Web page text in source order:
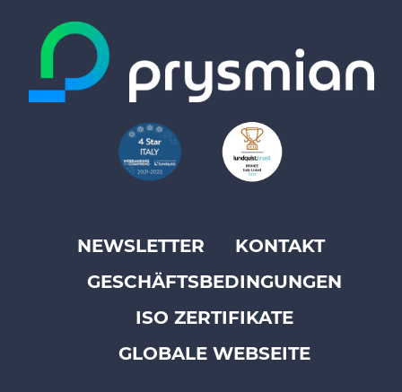
FooterNEWSLETTER
KONTAKT
GESCHÄFTSBEDINGUNGEN
ISO ZERTIFIKATE
GLOBALE WEBSEITE